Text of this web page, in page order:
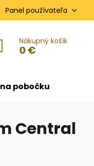
Panel používateľa
Nákupný košík
0 €
pobočku
Central